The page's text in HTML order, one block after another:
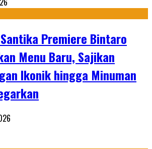
Premiere Bintaro
Menu Baru, Sajikan
Ikonik hingga Minuman